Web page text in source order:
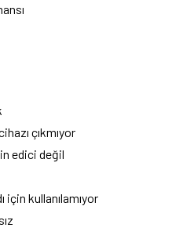
çıkmıyor
edici değil
kullanılamıyor